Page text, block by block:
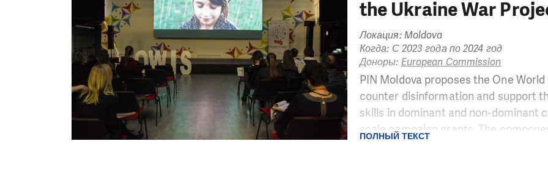
the Ukraine War
Локация: Moldova
Когда: С 2023 года по 2024 год
Доноры: European Commission
PIN Moldova proposes the One
counter disinformation and support
skills in dominant and non-dominant
scale campaign grants. The
ПОЛНЫЙ ТЕКСТ